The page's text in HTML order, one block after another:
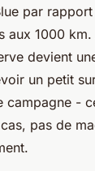
par
aux 1000
devient
un petit
campagne -
pas de